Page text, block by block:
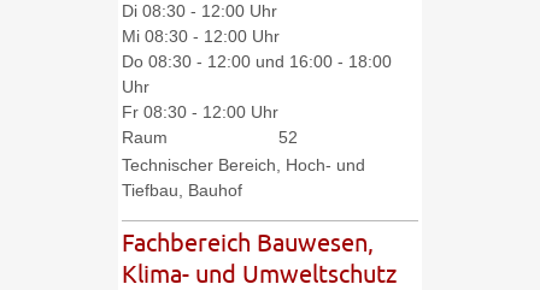
Di 08:30 - 12:00 Uhr
Mi 08:30 - 12:00 Uhr
Do 08:30 - 12:00 und 16:00 - 18:00
Uhr
Fr 08:30 - 12:00 Uhr
Raum
52
Technischer Bereich, Hoch- und
Tiefbau, Bauhof
Fachbereich Bauwesen,
Klima- und Umweltschutz